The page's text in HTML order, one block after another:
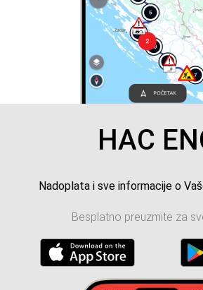
HAC
Nadoplata i sve informacije o
Besplatno preuzmite za